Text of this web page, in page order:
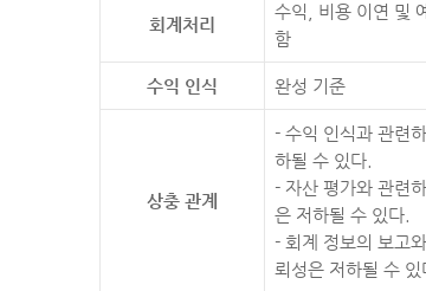
회계처리
수익, 비용 이연 및
함
수익 인식 완성 기준
상충 관계
- 수익 인식과 관련
하될 수 있다.
- 자산 평가와 관련
은 저하될 수 있다.
- 회계 정보의 보고
뢰성은 저하될 수 있